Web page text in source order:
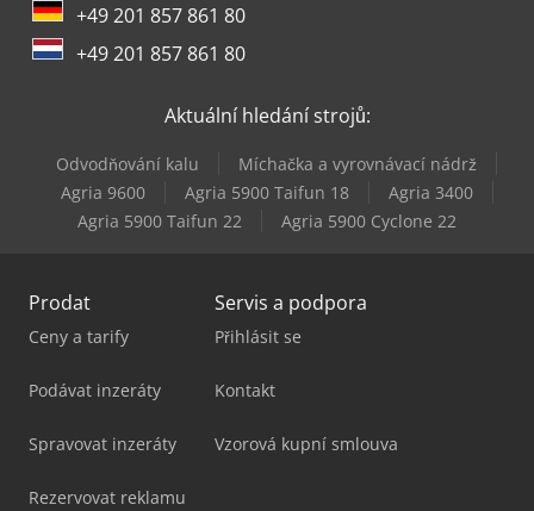
+49 201 857 861 80
+49 201 857 861 80
Aktuální hledání strojů:
Odvodňování kalu
Míchačka a vyrovnávací nádrž
Agria 9600
Agria 5900 Taifun 18
Agria 3400
Agria 5900 Taifun 22
Agria 5900 Cyclone 22
Prodat
Ceny a tarify
Podávat inzeráty
Spravovat inzeráty
Rezervovat reklamu
Servis a podpora
Přihlásit se
Kontakt
Vzorová kupní smlouva